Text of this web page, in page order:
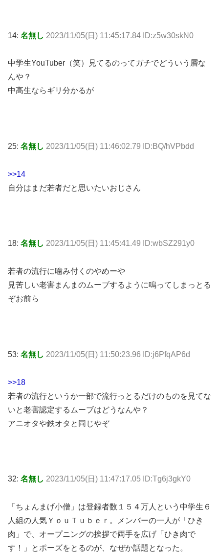
14: 名無し 2023/11/05(日) 11:45:17.84 ID:z5w30skN0
中学生YouTuber（笑）見てるのってガチでどういう層な
んや？
中高生ならギリ分かるが
25: 名無し 2023/11/05(日) 11:46:02.79 ID:BQ/hVPbdd
>>14
自分はまだ若者だと思いたいおじさん
18: 名無し 2023/11/05(日) 11:45:41.49 ID:wbSZ291y0
若者の流行に噛み付くのやめーや
見苦しい老害まんまのムーブするように鳴ってしまっとる
ぞお前ら
53: 名無し 2023/11/05(日) 11:50:23.96 ID:j6PfqAP6d
>>18
若者の流行というか一部で流行っとるだけのものを見てな
いと老害認定するムーブはどうなんや？
アニオタや鉄オタと同じやぞ
32: 名無し 2023/11/05(日) 11:47:17.05 ID:Tg6j3gkY0
「ちょんまげ小僧」は登録者数１５４万人という中学生６
人組の人気ＹｏｕＴｕｂｅｒ。メンバーの一人が「ひき
肉」で、オープニングの挨拶で両手を広げ「ひき肉で
す！」とポーズをとるのが、なぜか話題となった。